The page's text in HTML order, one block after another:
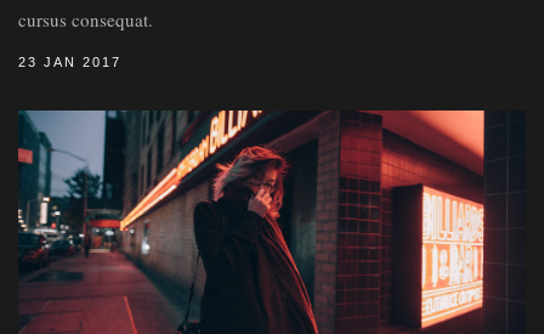
cursus consequat.
23 JAN 2017